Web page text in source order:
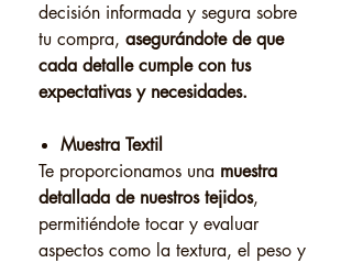
decisión informada y segura sobre
tu compra, asegurándote de que
cada detalle cumple con tus
expectativas y necesidades.
Muestra Textil
Te proporcionamos una muestra
detallada de nuestros tejidos,
permitiéndote tocar y evaluar
aspectos como la textura, el peso y